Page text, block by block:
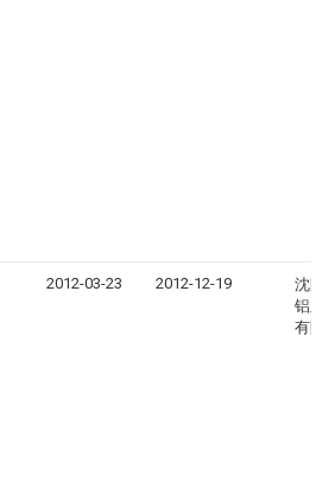
2012-03-23 2012-12-19
沈阳
铝业
有限